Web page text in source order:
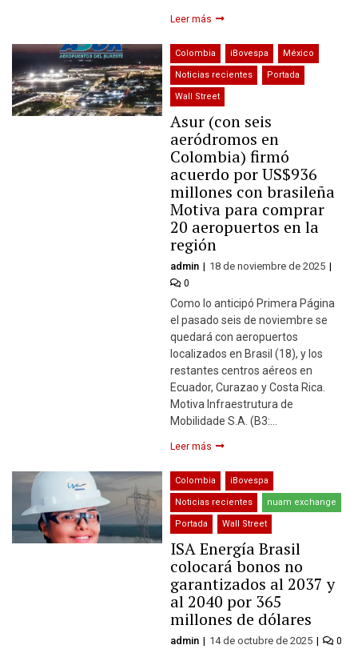
Leer más
Colombia iBovespa México
Noticias recientes Portada
Wall Street
Asur (con seis
aeródromos en
Colombia) firmó
acuerdo por US$936
millones con brasileña
Motiva para comprar
20 aeropuertos en la
región
admin 18 de noviembre de 2025
0
Como lo anticipó Primera Página
el pasado seis de noviembre se
quedará con aeropuertos
localizados en Brasil (18), y los
restantes centros aéreos en
Ecuador, Curazao y Costa Rica.
Motiva Infraestrutura de
Mobilidade S.A. (B3:…
Leer más
Colombia iBovespa
Noticias recientes nuam exchange
Portada Wall Street
ISA Energía Brasil
colocará bonos no
garantizados al 2037 y
al 2040 por 365
millones de dólares
admin 14 de octubre de 2025 0